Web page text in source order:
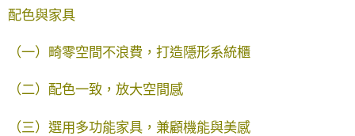
配色與家具
（一）畸零空間不浪費，打造隱形系統櫃
（二）配色一致，放大空間感
（三）選用多功能家具，兼顧機能與美感